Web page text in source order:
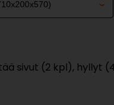
sivut (2 kpl), hyllyt